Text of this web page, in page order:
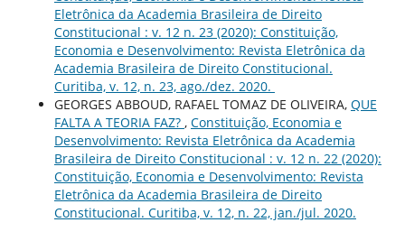
Eletrônica da Academia Brasileira de Direito
Constitucional : v. 12 n. 23 (2020): Constituição,
Economia e Desenvolvimento: Revista Eletrônica da
Academia Brasileira de Direito Constitucional.
Curitiba, v. 12, n. 23, ago./dez. 2020.
GEORGES ABBOUD, RAFAEL TOMAZ DE OLIVEIRA, QUE
FALTA A TEORIA FAZ? , Constituição, Economia e
Desenvolvimento: Revista Eletrônica da Academia
Brasileira de Direito Constitucional : v. 12 n. 22 (2020):
Constituição, Economia e Desenvolvimento: Revista
Eletrônica da Academia Brasileira de Direito
Constitucional. Curitiba, v. 12, n. 22, jan./jul. 2020.